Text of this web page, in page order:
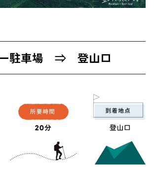
駐車場 ⇒ 登山口